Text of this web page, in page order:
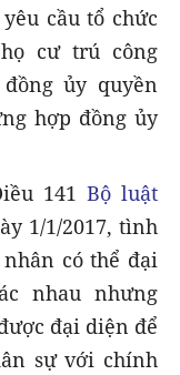
cầu tổ chức
cư trú công
ủy quyền
hợp đồng ủy
141 Bộ luật
1/1/2017, tình
có thể đại
nhau nhưng
đại diện để
sự với chính